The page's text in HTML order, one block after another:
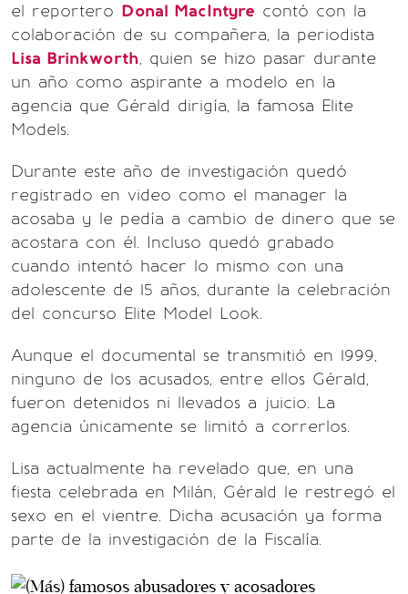
el reportero Donal MacIntyre contó con la
colaboración de su compañera, la periodista
Lisa Brinkworth, quien se hizo pasar durante
un año como aspirante a modelo en la
agencia que Gérald dirigía, la famosa Elite
Models.
Durante este año de investigación quedó
registrado en video como el manager la
acosaba y le pedía a cambio de dinero que se
acostara con él. Incluso quedó grabado
cuando intentó hacer lo mismo con una
adolescente de 15 años, durante la celebración
del concurso Elite Model Look.
Aunque el documental se transmitió en 1999,
ninguno de los acusados, entre ellos Gérald,
fueron detenidos ni llevados a juicio. La
agencia únicamente se limitó a correrlos.
Lisa actualmente ha revelado que, en una
fiesta celebrada en Milán, Gérald le restregó el
sexo en el vientre. Dicha acusación ya forma
parte de la investigación de la Fiscalía.